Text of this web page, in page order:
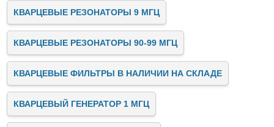
КВАРЦЕВЫЕ РЕЗОНАТОРЫ 9 МГЦ
КВАРЦЕВЫЕ РЕЗОНАТОРЫ 90-99 МГЦ
КВАРЦЕВЫЕ ФИЛЬТРЫ В НАЛИЧИИ НА СКЛАДЕ
КВАРЦЕВЫЙ ГЕНЕРАТОР 1 МГЦ